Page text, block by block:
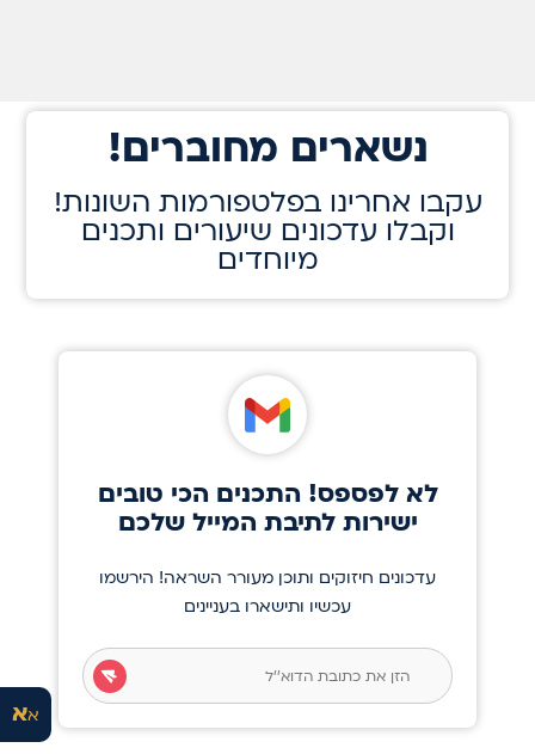
אא
!נשארים מחוברים
!עקבו אחרינו בפלטפורמות השונות
וקבלו עדכונים שיעורים ותכנים
מיוחדים
לא לפספס! התכנים הכי טובים
ישירות לתיבת המייל שלכם
עדכונים חיזוקים ותוכן מעורר השראה! הירשמו
עכשיו ותישארו בעניינים